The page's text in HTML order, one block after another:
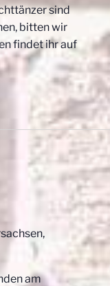
sind
bitten wir
findet ihr auf
am